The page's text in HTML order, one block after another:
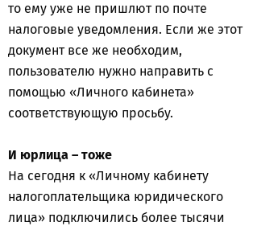
то ему уже не пришлют по почте
налоговые уведомления. Если же этот
документ все же необходим,
пользователю нужно направить с
помощью «Личного кабинета»
соответствующую просьбу.
И юрлица – тоже
На сегодня к «Личному кабинету
налогоплательщика юридического
лица» подключились более тысячи